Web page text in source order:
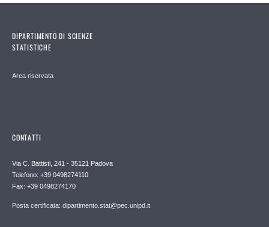
DIPARTIMENTO DI SCIENZE
STATISTICHE
Area riservata
CONTATTI
Via C. Battisti, 241 - 35121 Padova
Telefono: +39 0498274110
Fax: +39 0498274170
Posta certificata: dipartimento.stat@pec.unipd.it